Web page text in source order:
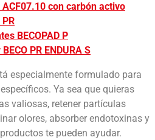
ACF07.10 con carbón activo
BECOPAD P
PR ENDURA S
especialmente formulado para
Ya sea que quieras
valiosas, retener partículas
olores, absorber endotoxinas y
te pueden ayudar.